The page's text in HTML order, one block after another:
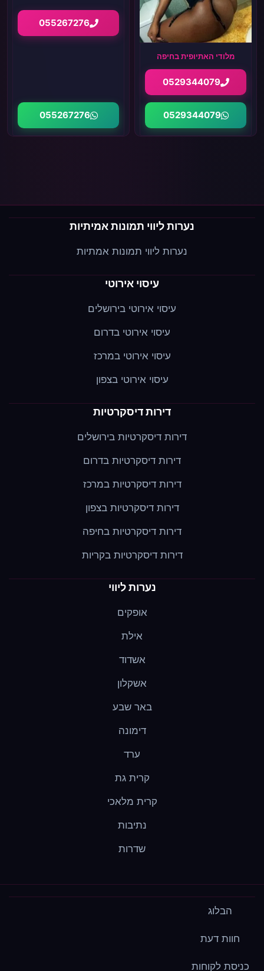
מלודי האתיופית בחיפה
0529344079
0529344079
055267276
055267276
נערות ליווי תמונות אמיתיות
נערות ליווי תמונות אמתיות
עיסוי אירוטי
עיסוי אירוטי בירושלים
עיסוי אירוטי בדרום
עיסוי אירוטי במרכז
עיסוי אירוטי בצפון
דירות דיסקרטיות
דירות דיסקרטיות בירושלים
דירות דיסקרטיות בדרום
דירות דיסקרטיות במרכז
דירות דיסקרטיות בצפון
דירות דיסקרטיות בחיפה
דירות דיסקרטיות בקריות
נערות ליווי
אופקים
אילת
אשדוד
אשקלון
באר שבע
דימונה
ערד
קרית גת
קרית מלאכי
נתיבות
שדרות
הבלוג
חוות דעת
כניסת לקוחות